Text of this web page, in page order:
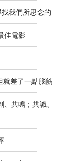
找我們所思念的
佳電影
就差了一點腦筋
共鳴；共識、